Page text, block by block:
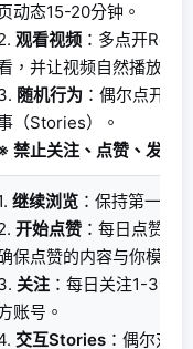
动态15-20分钟。
观看视频 ：多点开
，并让视频自然播放完
随机行为 ：偶尔点开他
（Stories）。
禁止关注、点赞、发帖
继续浏览 ：保持第一阶
开始点赞 ：每日点赞2-
保点赞的内容与你模拟
关注 ：每日关注1-3个
账号。
交互Stories ：偶尔对